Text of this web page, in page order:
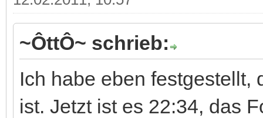
~ÔttÔ~ schrieb:
Ich habe eben festgestellt,
ist. Jetzt ist es 22:34, das